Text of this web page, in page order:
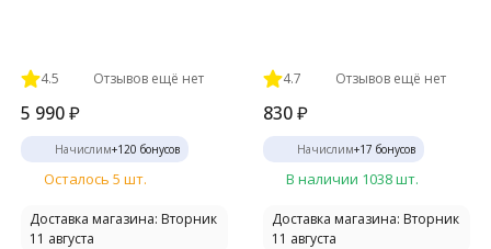
4.5 Отзывов ещё нет
5 990₽
Начислим+120 бонусов
Осталось 5 шт.
Доставка магазина: Вторник
11 августа
4.7 Отзывов ещё нет
830₽
Начислим+17 бонусов
В наличии 1038 шт.
Доставка магазина: Вторник
11 августа